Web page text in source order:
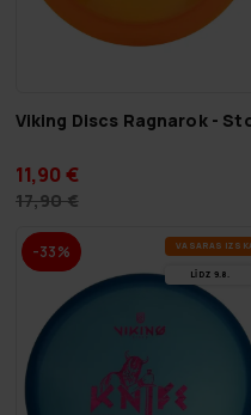
Viking Discs Ragnarok -
11,90 €
17,90 €
-33% VA­SA­RAS
LĪDZ 9.8.